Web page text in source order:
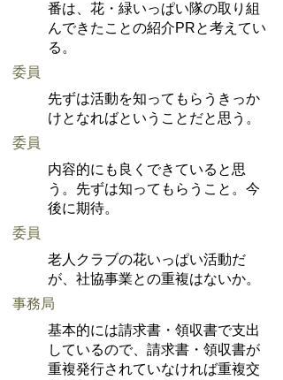
番は、花・緑いっぱい隊の取り組
んできたことの紹介PRと考えてい
る。
委員
先ずは活動を知ってもらうきっか
けとなればということだと思う。
委員
内容的にも良くできていると思
う。先ずは知ってもらうこと。今
後に期待。
委員
老人クラブの花いっぱい活動だ
が、社協事業との重複はないか。
事務局
基本的には請求書・領収書で支出
しているので、請求書・領収書が
重複発行されていなければ重複交